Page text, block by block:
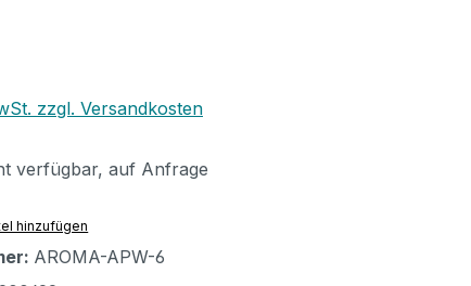
zzgl. Versandkosten
verfügbar, auf Anfrage
hinzufügen
AROMA-APW-6